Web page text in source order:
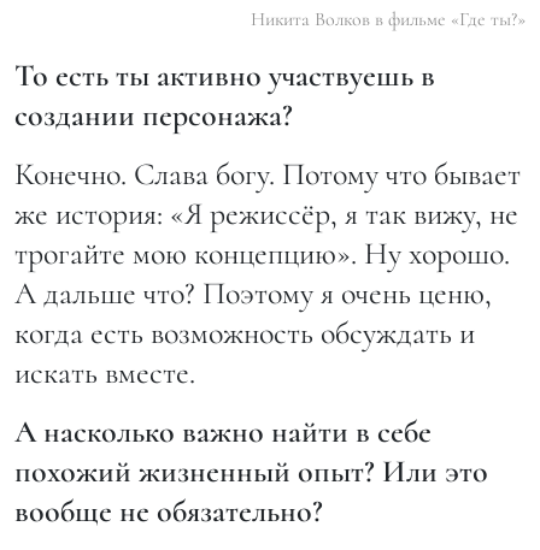
Никита Волков в фильме «Где ты?»
То есть ты активно участвуешь в
создании персонажа?
Конечно. Слава богу. Потому что бывает
же история: «Я режиссёр, я так вижу, не
трогайте мою концепцию». Ну хорошо.
А дальше что? Поэтому я очень ценю,
когда есть возможность обсуждать и
искать вместе.
А насколько важно найти в себе
похожий жизненный опыт? Или это
вообще не обязательно?